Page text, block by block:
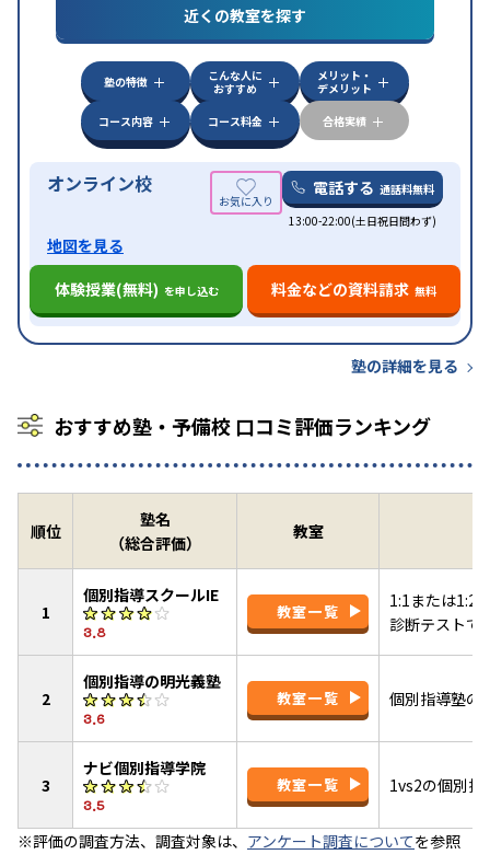
特徴
中高一貫校生に対応授業の振替可能
学習にPC・タブレットを利用オンライン対応1
科目から受講可能
近くの教室を探す
塾の特徴
こんな人に
おすすめ
メリット・
デメリット
コース内容
コース料金 合格実績
オンライン校 電話する 通話料無料
13:00-22:00(土日祝日問わず)
地図を見る
体験授業(無料) を申し込む 料金などの資料請求 無料
塾の詳細を見る
おすすめ塾・予備校 口コミ評価ランキング
順位
塾名
（総合評価）
教室
1
個別指導スクールIE
3.8
教室一覧
1:1または1:2
診断テストで
2
個別指導の明光義塾
3.6
教室一覧 個別指導塾の
3
ナビ個別指導学院
3.5
教室一覧 1vs2の個別指
※評価の調査方法、調査対象は、 アンケート調査についてを参照